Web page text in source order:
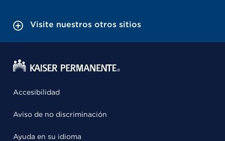
Visite nuestros otros sitios
Accesibilidad
Aviso de no discriminación
Ayuda en su idioma